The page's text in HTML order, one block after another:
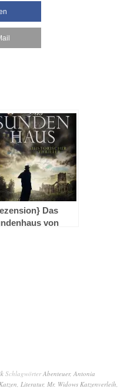
Das
von
SchlagwörterAbenteuer, Antonia
Katzen Literatur, Mr. Widows Katzenverleih